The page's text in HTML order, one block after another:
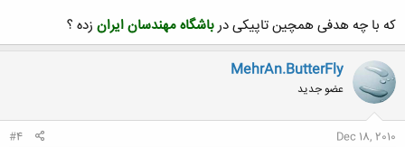
که با چه هدفی همچین تاپیکی درباشگاه مهندسان ایران زده ؟
MehrAn.ButterFly
عضو جدید
Dec 18, 2010
#4